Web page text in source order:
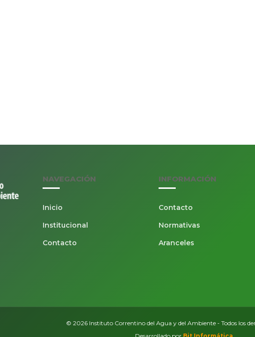
NAVEGACIÓN
Inicio
Institucional
Contacto
INFORMACIÓN
Contacto
Normativas
Aranceles
© 2026 Instituto Correntino del Agua y del Ambiente - Todos los